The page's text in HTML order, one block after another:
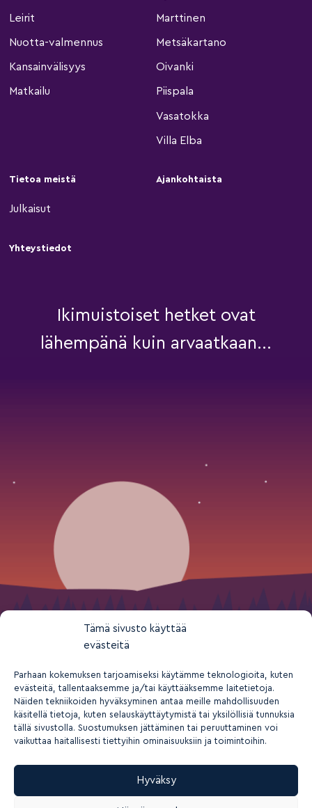
Tämä sivusto käyttää
evästeitä
Parhaan kokemuksen tarjoamiseksi käytämme teknologioita, kuten
evästeitä, tallentaaksemme ja/tai käyttääksemme laitetietoja.
Näiden tekniikoiden hyväksyminen antaa meille mahdollisuuden
käsitellä tietoja, kuten selauskäyttäytymistä tai yksilöllisiä tunnuksia
tällä sivustolla. Suostumuksen jättäminen tai peruuttaminen voi
vaikuttaa haitallisesti tiettyihin ominaisuuksiin ja toimintoihin.
Hyväksy
Leirit
Nuotta-valmennus
Kansainvälisyys
Matkailu
Marttinen
Metsäkartano
Oivanki
Piispala
Vasatokka
Villa Elba
Tietoa meistä
Julkaisut
Ajankohtaista
Yhteystiedot
Ikimuistoiset hetket ovat
lähempänä kuin arvaatkaan...
2026 © Suomen nuorisokeskusyhdistys ry